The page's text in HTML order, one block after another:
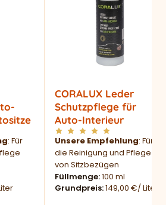
: Für
CORALUX Leder
Schutzpflege für
Auto-Interieur
Unsere Empfehlung: Für
die Reinigung und Pflege
von Sitzbezügen
Füllmenge 100 ml
Grundpreis 149,00 €/ Liter